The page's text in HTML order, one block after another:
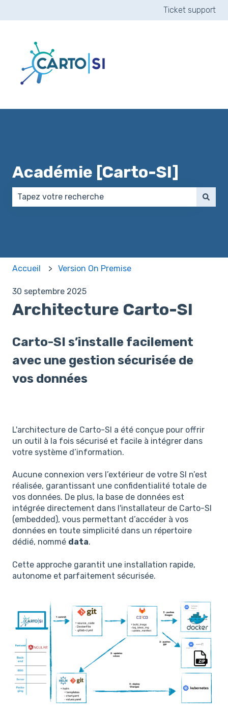
Ticket support
Académie [Carto-SI]
Accueil Version On Premise
30 septembre 2025
Architecture Carto-SI
Carto-SI s’installe facilement
avec une gestion sécurisée de
vos données
L'architecture de Carto-SI a été conçue pour offrir
un outil à la fois sécurisé et facile à intégrer dans
votre système d’information.
Aucune connexion vers l’extérieur de votre SI n’est
réalisée, garantissant une confidentialité totale de
vos données. De plus, la base de données est
intégrée directement dans l'installateur de Carto-SI
(embedded), vous permettant d’accéder à vos
données en toute simplicité dans un répertoire
dédié, nommé data.
Cette approche garantit une installation rapide,
autonome et parfaitement sécurisée.